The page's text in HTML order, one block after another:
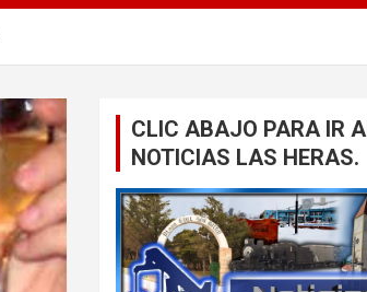
CLIC ABAJO PARA IR
NOTICIAS LAS HERAS.